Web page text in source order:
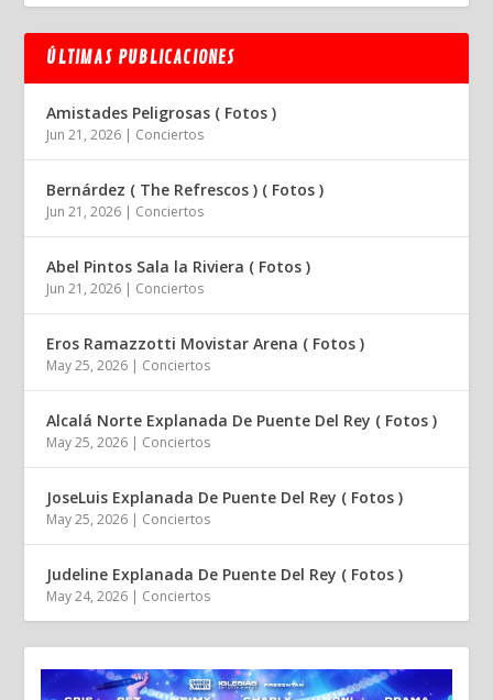
ÚLTIMAS PUBLICACIONES
Amistades Peligrosas ( Fotos )
Jun 21, 2026 | Conciertos
Bernárdez ( The Refrescos ) ( Fotos )
Jun 21, 2026 | Conciertos
Abel Pintos Sala la Riviera ( Fotos )
Jun 21, 2026 | Conciertos
Eros Ramazzotti Movistar Arena ( Fotos )
May 25, 2026 | Conciertos
Alcalá Norte Explanada De Puente Del Rey ( Fotos )
May 25, 2026 | Conciertos
JoseLuis Explanada De Puente Del Rey ( Fotos )
May 25, 2026 | Conciertos
Judeline Explanada De Puente Del Rey ( Fotos )
May 24, 2026 | Conciertos